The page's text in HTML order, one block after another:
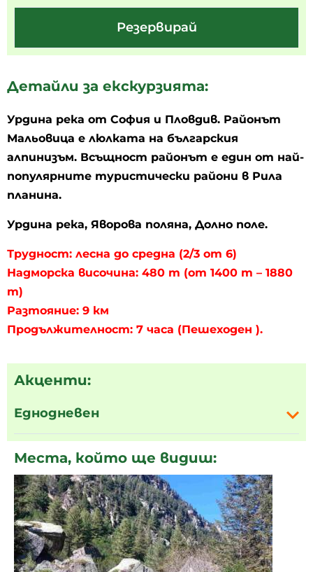
Резервирай
Детайли за екскурзията:
Урдина река от София и Пловдив. Районът
Мальовица е люлката на българския
алпинизъм. Всъщност районът е един от най-
популярните туристически райони в Рила
планина.
Урдина река, Яворова поляна, Долно поле.
Трудност: лесна до средна (2/3 от 6)
Надморска височина: 480 m (от 1400 m – 1880
m)
Разтояние: 9 км
Продължителност: 7 часа (Пешеходен ).
Акценти:
Еднодневен
Места, който ще видиш: